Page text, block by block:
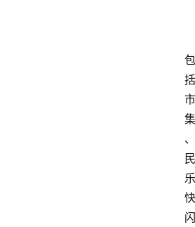
包
括
市
集
、
民
乐
快
闪